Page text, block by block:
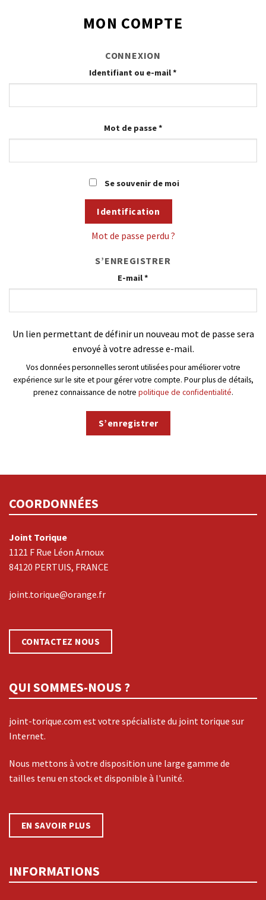
MON COMPTE
CONNEXION
Identifiant ou e-mail*
Mot de passe*
Se souvenir de moi
Identification
Mot de passe perdu ?
S’ENREGISTRER
E-mail*
Un lien permettant de définir un nouveau mot de passe sera
envoyé à votre adresse e-mail.
Vos données personnelles seront utilisées pour améliorer votre
expérience sur le site et pour gérer votre compte. Pour plus de détails,
prenez connaissance de notre politique de confidentialité.
S’enregistrer
COORDONNÉES
Joint Torique
1121 F Rue Léon Arnoux
84120 PERTUIS, FRANCE
joint.torique@orange.fr
CONTACTEZ NOUS
QUI SOMMES-NOUS ?
joint-torique.com est votre spécialiste du joint torique sur
Internet.
Nous mettons à votre disposition une large gamme de
tailles tenu en stock et disponible à l'unité.
EN SAVOIR PLUS
INFORMATIONS